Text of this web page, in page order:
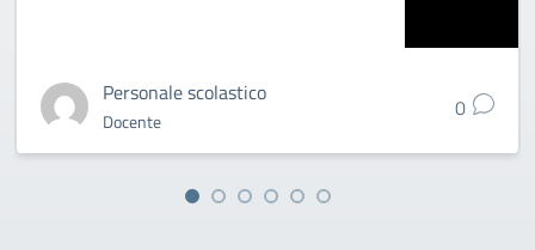
Personale scolastico
Docente 0